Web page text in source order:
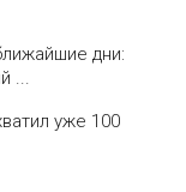
дни:
...
уже 100